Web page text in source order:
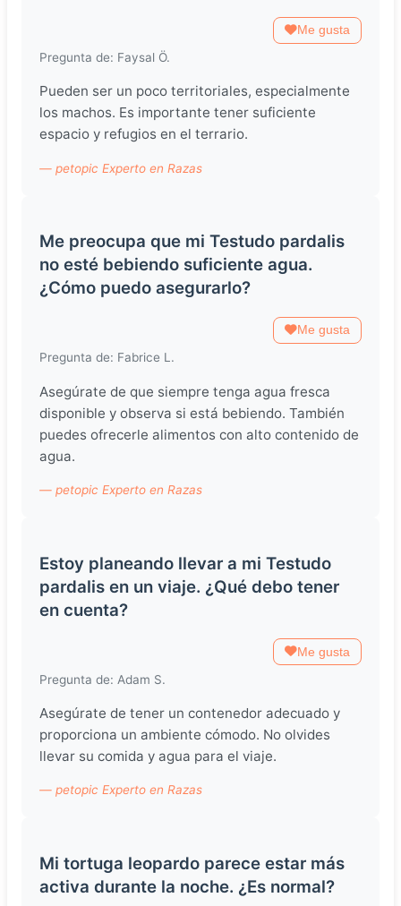
Me gusta
Pregunta de: Faysal Ö.
Pueden ser un poco territoriales, especialmente
los machos. Es importante tener suficiente
espacio y refugios en el terrario.
— petopic Experto en Razas
Me preocupa que mi Testudo pardalis
no esté bebiendo suficiente agua.
¿Cómo puedo asegurarlo?
Me gusta
Pregunta de: Fabrice L.
Asegúrate de que siempre tenga agua fresca
disponible y observa si está bebiendo. También
puedes ofrecerle alimentos con alto contenido de
agua.
— petopic Experto en Razas
Estoy planeando llevar a mi Testudo
pardalis en un viaje. ¿Qué debo tener
en cuenta?
Me gusta
Pregunta de: Adam S.
Asegúrate de tener un contenedor adecuado y
proporciona un ambiente cómodo. No olvides
llevar su comida y agua para el viaje.
— petopic Experto en Razas
Mi tortuga leopardo parece estar más
activa durante la noche. ¿Es normal?